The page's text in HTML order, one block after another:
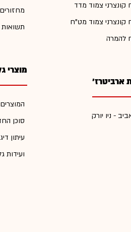
קונצרני צמוד מדד
קונצרני צמוד מט"ח
להמרה
ארביטרז'
- ניו יורק
תשואות
מוצרי
סוכן
עיתון
ועידות